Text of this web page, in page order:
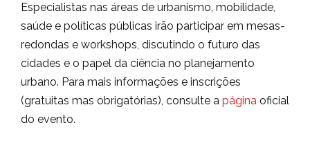
Especialistas nas áreas de urbanismo, mobilidade,
saúde e políticas públicas irão participar em mesas-
redondas e workshops, discutindo o futuro das
cidades e o papel da ciência no planejamento
urbano. Para mais informações e inscrições
(gratuitas mas obrigatórias), consulte a página oficial
do evento.